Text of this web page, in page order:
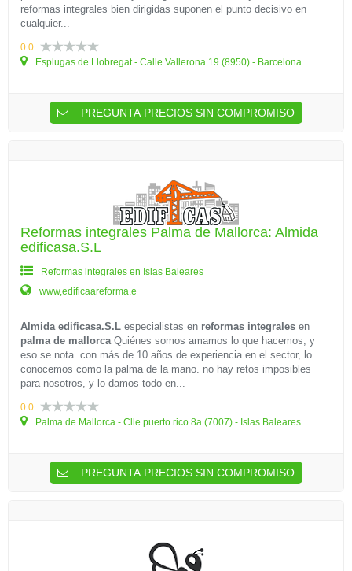
reformas integrales bien dirigidas suponen el punto decisivo en
cualquier...
0.0
Esplugas de Llobregat - Calle Vallerona 19 (8950) - Barcelona
PREGUNTA PRECIOS SIN COMPROMISO
Reformas integrales Palma de Mallorca: Almida
edificasa.S.L
Reformas integrales en Islas Baleares
www,edificaareforma.e
Almida edificasa.S.L especialistas en reformas integrales en
palma de mallorcaQuiénes somos amamos lo que hacemos, y
eso se nota. con más de 10 años de experiencia en el sector, lo
conocemos como la palma de la mano. no hay retos imposibles
para nosotros, y lo damos todo en...
0.0
Palma de Mallorca - Clle puerto rico 8a (7007) - Islas Baleares
PREGUNTA PRECIOS SIN COMPROMISO